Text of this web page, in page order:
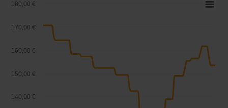
140,00 €
150,00 €
160,00 €
170,00 €
180,00 €